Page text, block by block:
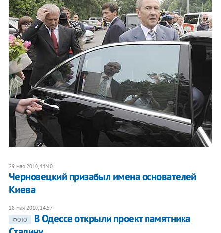
29 мая 2010, 11:40
Черновецкий призабыл имена основателей
Киева
28 мая 2010, 14:57
ФОТО
В Одессе открыли проект памятника